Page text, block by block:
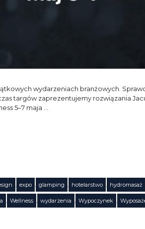
wydarzeniach branżowych.
targów zaprezentujemy rozwiązania
5–7 maja …
, expo , glamping , hotelarstwo , hydromasaż
, Wellness , wydarzenia , Wypoczynek ,